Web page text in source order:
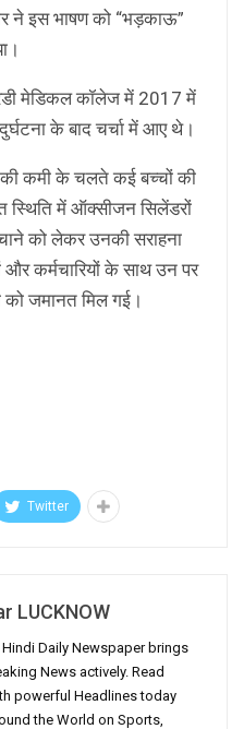
ने इस भाषण को “भड़काऊ”
मेडिकल कॉलेज में 2017 में
के बाद चर्चा में आए थे।
कमी के चलते कई बच्चों की
में ऑक्सीजन सिलेंडरों
को लेकर उनकी सराहना
कर्मचारियों के साथ उन पर
को जमानत मिल गई।
Twitter
LUCKNOW
Daily Newspaper brings
News actively. Read
powerful Headlines today
the World on Sports,